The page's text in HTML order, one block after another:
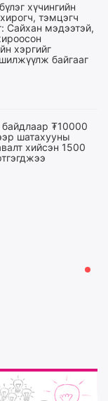
хүчингийн
тэмцэгч
Сайхан мэдээтэй,
хэргийг
байгааг
байдлаар ₮10000
шатахууны
хийсэн 1500